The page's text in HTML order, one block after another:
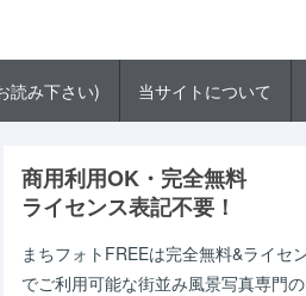
読み下さい) 当サイトについて
商用利用OK・完全無料
ライセンス表記不要！
まちフォトFREEは完全無料&ライセ
でご利用可能な街並み風景写真専門